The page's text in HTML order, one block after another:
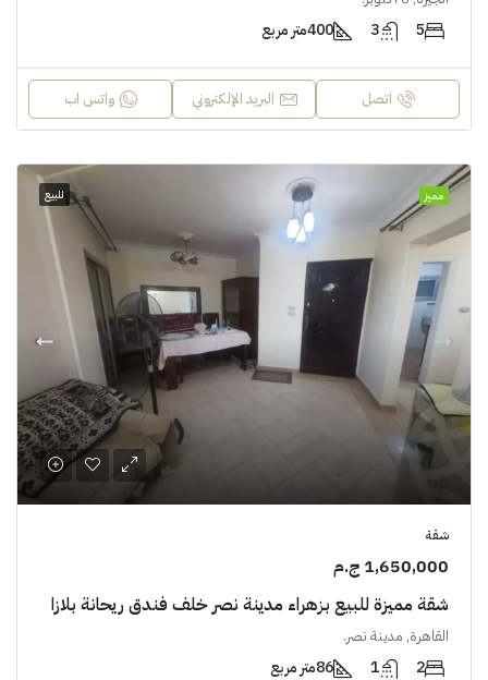
5
3
400متر مربع
اتصل البريد الإلكتروني واتس اب
مميز للبيع
شقة
1,650,000 ج.م
شقة مميزة للبيع بزهراء مدينة نصر خلف فندق ريحانة بلازا
القاهرة, مدينة نصر.
2
1
86متر مربع